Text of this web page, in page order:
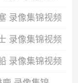
录像集锦视频
录像集锦视频
录像集锦视频